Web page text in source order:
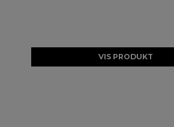
VIS PRODUKT